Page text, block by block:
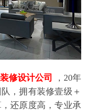
修设计公司 ， 20年
，拥有装修壹级＋
还原度高，专业承